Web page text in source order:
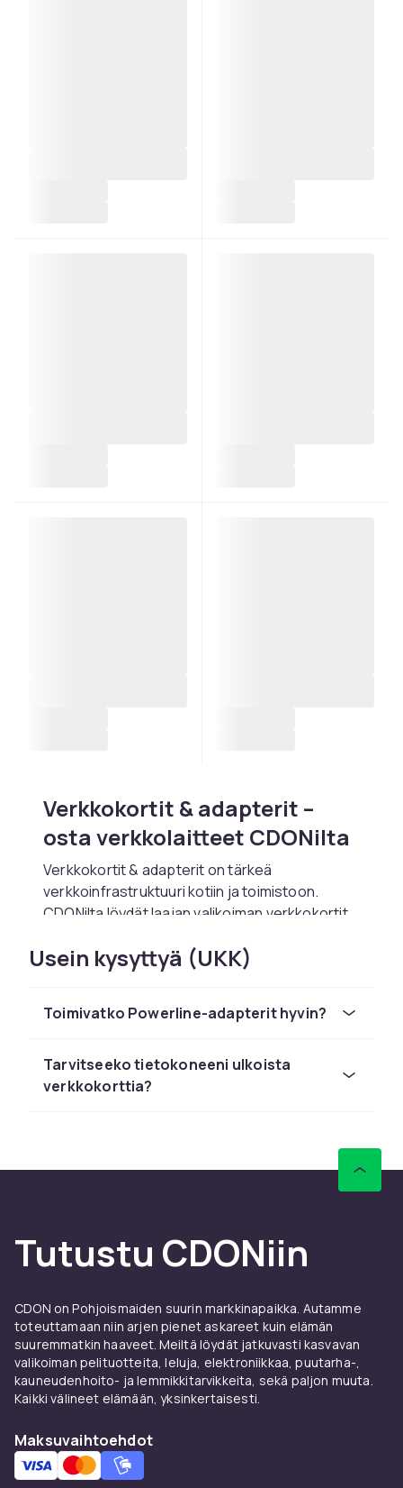
Verkkokortit & adapterit –
osta verkkolaitteet CDONilta
Verkkokortit & adapterit on tärkeä
verkkoinfrastruktuuri kotiin ja toimistoon.
CDONilta löydät laajan valikoiman verkkokortit
Link, ASUS, Netgear, Cisco ja Ubiquiti
kilpailukykyiseen hintaan. Rakentamassasi
meillä on oikea ratkaisu.
Ethernetillä antavat vakaan ja nopean
yhteyden kaikille laitteille. Tarkista
Verkkokortit & adapterit –
osta verkkolaitteet CDONilta
Verkkokortit & adapterit on tärkeä
verkkoinfrastruktuuri kotiin ja toimistoon.
CDONilta löydät laajan valikoiman verkkokortit
& adapterit:ä tunnetuilta merkeiltä kuten TP-
Link, ASUS, Netgear, Cisco ja Ubiquiti
kotiverkko tai ammattimainen infrastruktuuri,
meillä on oikea ratkaisu.
Usein kysyttyä (UKK)
Toimivatko Powerline-adapterit hyvin?
Tarvitseeko tietokoneeni ulkoista
verkkokorttia?
Tutustu CDONiin
CDON on Pohjoismaiden suurin markkinapaikka. Autamme
toteuttamaan niin arjen pienet askareet kuin elämän
suuremmatkin haaveet. Meiltä löydät jatkuvasti kasvavan
valikoiman pelituotteita, leluja, elektroniikkaa, puutarha-,
kauneudenhoito- ja lemmikkitarvikkeita, sekä paljon muuta.
Kaikki välineet elämään, yksinkertaisesti.
Maksuvaihtoehdot